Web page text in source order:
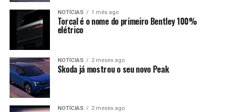
NOTÍCIAS 1 mês ago
Torcal é o nome do primeiro Bentley 100%
elétrico
NOTÍCIAS 2 meses ago
Skoda já mostrou o seu novo Peak
NOTÍCIAS 2 meses ago